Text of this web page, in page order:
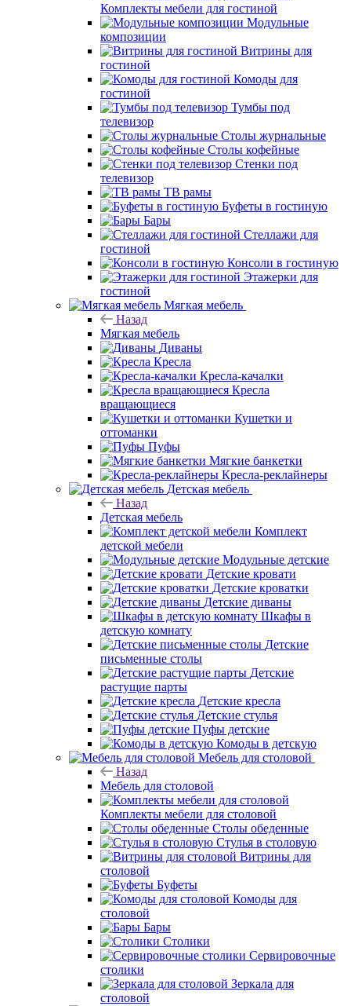
Комплекты мебели для гостиной
Модульные
композиции
Витрины для
гостиной
Комоды для
гостиной
Тумбы под
телевизор
Столы журнальные
Столы кофейные
Стенки под
телевизор
ТВ рамы
Буфеты в гостиную
Бары
Стеллажи для
гостиной
Консоли в гостиную
Этажерки для
гостиной
Мягкая мебель
Назад
Мягкая мебель
Диваны
Кресла
Кресла-качалки
Кресла
вращающиеся
Кушетки и
оттоманки
Пуфы
Мягкие банкетки
Кресла-реклайнеры
Детская мебель
Назад
Детская мебель
Комплект
детской мебели
Модульные детские
Детские кровати
Детские кроватки
Детские диваны
Шкафы в
детскую комнату
Детские
письменные столы
Детские
растущие парты
Детские кресла
Детские стулья
Пуфы детские
Комоды в детскую
Мебель для столовой
Назад
Мебель для столовой
Комплекты мебели для столовой
Столы обеденные
Стулья в столовую
Витрины для
столовой
Буфеты
Комоды для
столовой
Бары
Столики
Сервировочные
столики
Зеркала для
столовой